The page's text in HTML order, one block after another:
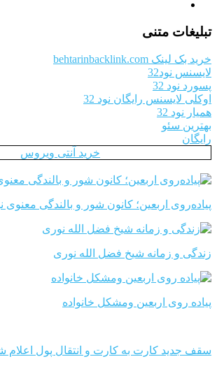
تبلیغات متنی
خرید بک لینک behtarinbacklink.com
لایسنس نود32
پسورد نود 32
اوکلی لایسنس رایگان نود 32
همیار نود 32
بهترین سئو
رایگان
خرید آنتی ویروس
پیاده‌روی اربعین؛ کانون شور و بالندگی معنوی
زندگی و زمانه شیخ فضل الله نوری
پیاده روی اربعین ومشکل خانواده
سقف جدید کارت به کارت و انتقال پول اعلام